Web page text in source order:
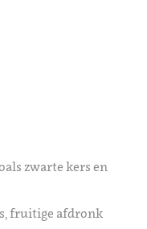
zwarte kers en
fruitige afdronk